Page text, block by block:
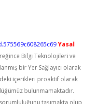
Yasal
Bilgi Teknolojileri ve
bir Yer Sağlayıcı olarak
içerikleri proaktif olarak
bulunmamaktadır.
taşımakta olup,